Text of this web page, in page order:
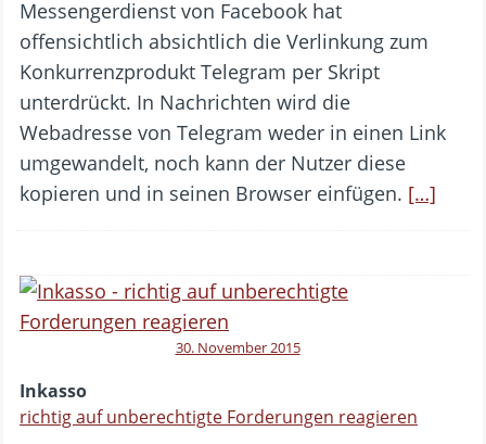
Messengerdienst von Facebook hat
offensichtlich absichtlich die Verlinkung zum
Konkurrenzprodukt Telegram per Skript
unterdrückt. In Nachrichten wird die
Webadresse von Telegram weder in einen Link
umgewandelt, noch kann der Nutzer diese
kopieren und in seinen Browser einfügen. […]
30. November 2015
Inkasso
richtig auf unberechtigte Forderungen reagieren